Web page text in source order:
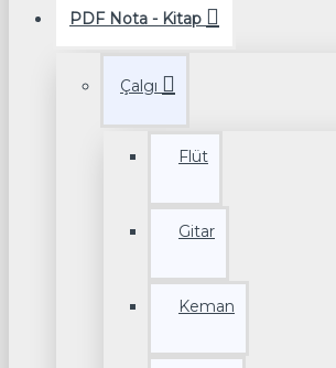
PDF Nota - Kitap
Çalgı
Flüt
Gitar
Keman